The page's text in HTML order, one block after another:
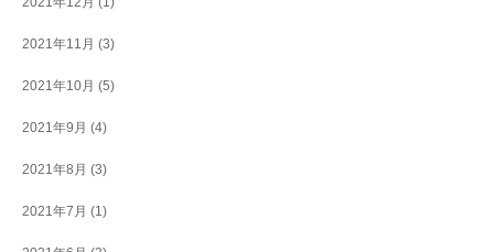
2021年11月 (3)
2021年10月 (5)
2021年9月 (4)
2021年8月 (3)
2021年7月 (1)